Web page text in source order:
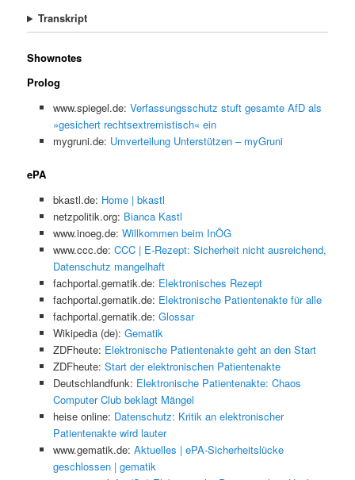
Transkript
Shownotes
Prolog
www.spiegel.de: Verfassungsschutz stuft gesamte AfD als
»gesichert rechtsextremistisch« ein
mygruni.de: Umverteilung Unterstützen – myGruni
ePA
bkastl.de: Home | bkastl
netzpolitik.org: Bianca Kastl
www.inoeg.de: Willkommen beim InÖG
www.ccc.de: CCC | E-Rezept: Sicherheit nicht ausreichend,
Datenschutz mangelhaft
fachportal.gematik.de: Elektronisches Rezept
fachportal.gematik.de: Elektronische Patientenakte für alle
fachportal.gematik.de: Glossar
Wikipedia (de): Gematik
ZDFheute: Elektronische Patientenakte geht an den Start
ZDFheute: Start der elektronischen Patientenakte
Deutschlandfunk: Elektronische Patientenakte: Chaos
Computer Club beklagt Mängel
heise online: Datenschutz: Kritik an elektronischer
Patientenakte wird lauter
www.gematik.de: Aktuelles | ePA-Sicherheitslücke
geschlossen | gematik